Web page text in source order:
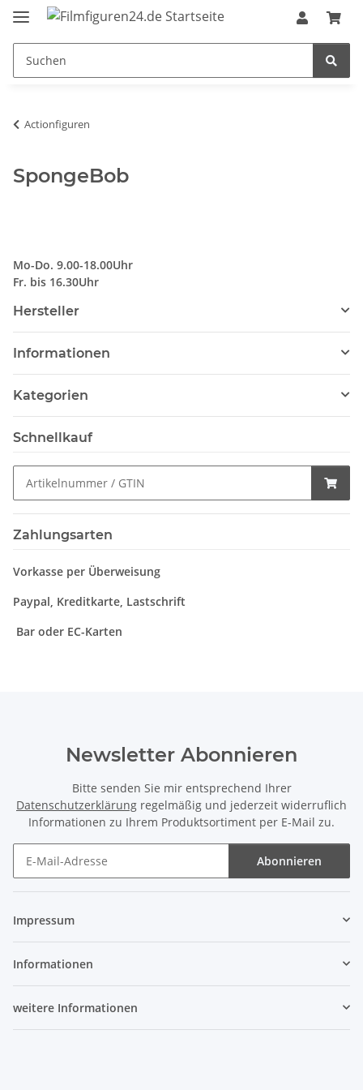
Actionfiguren
SpongeBob
Mo-Do. 9.00-18.00Uhr
Fr. bis 16.30Uhr
Hersteller
Informationen
Kategorien
Schnellkauf
Zahlungsarten
Vorkasse per Überweisung
Paypal, Kreditkarte, Lastschrift
Bar oder EC-Karten
Newsletter Abonnieren
Bitte senden Sie mir entsprechend Ihrer
Datenschutzerklärung regelmäßig und jederzeit widerruflich
Informationen zu Ihrem Produktsortiment per E-Mail zu.
Abonnieren
Impressum
Informationen
weitere Informationen